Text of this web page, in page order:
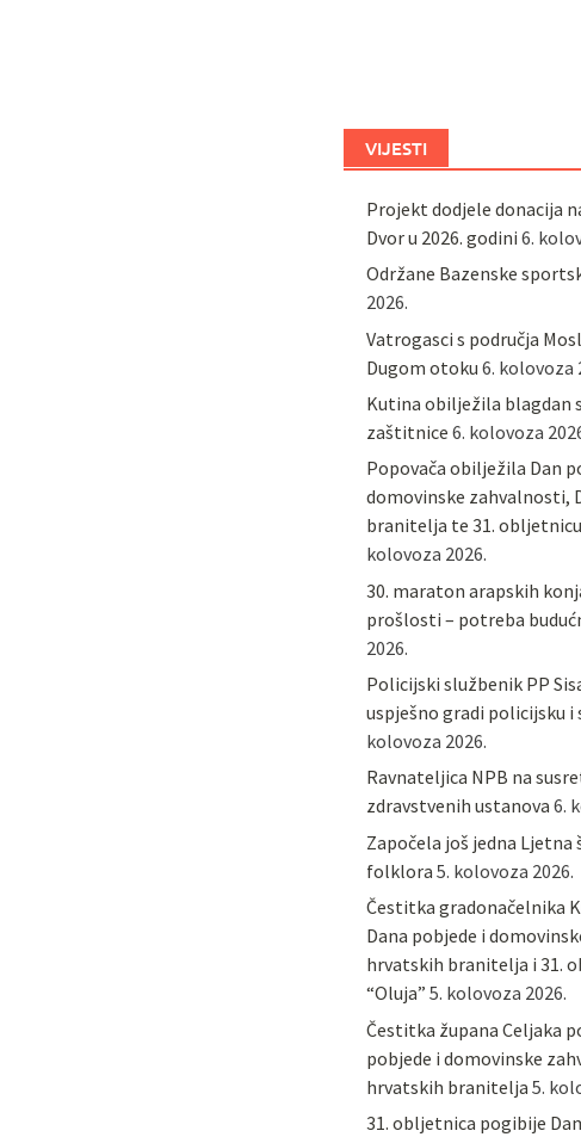
VIJESTI
Projekt dodjele donacija
Dvor u 2026. godini 6.
Održane Bazenske
2026.
Vatrogasci s područja
Dugom otoku 6. kolovoza
Kutina obilježila blagdan
zaštitnice 6. kolovoza
Popovača obilježila Dan
domovinske zahvalnosti,
branitelja te 31. obljetnicu
kolovoza 2026.
30. maraton arapskih
prošlosti – potreba
2026.
Policijski službenik PP
uspješno gradi policijsku
kolovoza 2026.
Ravnateljica NPB na
zdravstvenih ustanova 6.
Započela još jedna
folklora 5. kolovoza 2026.
Čestitka gradonačelnika
Dana pobjede i
hrvatskih branitelja i 31.
“Oluja” 5. kolovoza 2026.
Čestitka župana Celjaka
pobjede i domovinske
hrvatskih branitelja 5.
31. obljetnica pogibije